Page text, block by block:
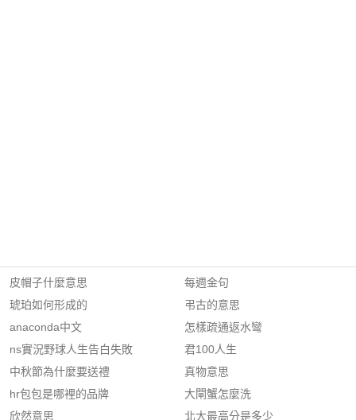
皮帽子什麼意思
琥珀如何形成的
anaconda中文
ns實況野球人生告白失敗
中秋節為什麼要送禮
hr包包是哪裡的品牌
欣然意思
每週金句
弔古的意思
怎樣疏通返水彎
君100人生
真物意思
大閘蟹怎麼洗
北大最高分是多少